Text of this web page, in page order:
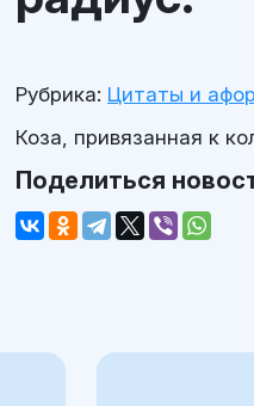
Рубрика: Цитаты и
Коза, привязанная к
Поделиться